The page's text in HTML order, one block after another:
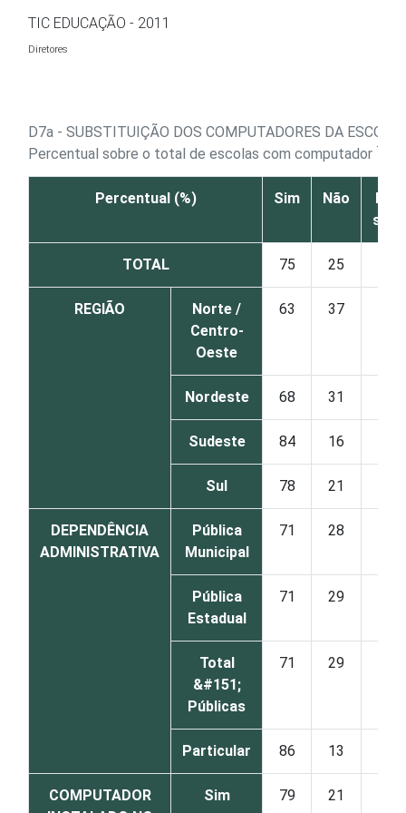
Ir para o conteúdo
TIC EDUCAÇÃO - 2011
Diretores
D7a - SUBSTITUIÇÃO DOS COMPUTADORES DA ESCOLA
Percentual sobre o total de escolas com computador 1
Percentual (%) Sim Não
Não
sabe
TOTAL 75 25
REGIÃO
Norte /
Centro-
Oeste
63 37
Nordeste 68 31
Sudeste 84 16
Sul 78 21
DEPENDÊNCIA
ADMINISTRATIVA
Pública
Municipal
71 28
Pública
Estadual
71 29
Total
&#151;
Públicas
71 29
Particular 86 13
COMPUTADOR
Sim 79 21